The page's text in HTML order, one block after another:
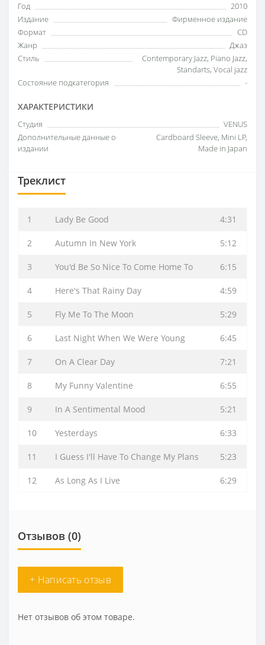
Год
2010
Издание
Фирменное издание
Формат
CD
Жанр
Джаз
Стиль
Contemporary Jazz, Piano Jazz,
Standarts, Vocal jazz
Состояние подкатегория
-
ХАРАКТЕРИСТИКИ
Студия
VENUS
Дополнительные данные о
издании
Cardboard Sleeve, Mini LP,
Made in Japan
Треклист
1 Lady Be Good 4:31
2 Autumn In New York 5:12
3 You'd Be So Nice To Come Home To 6:15
4 Here's That Rainy Day 4:59
5 Fly Me To The Moon 5:29
6 Last Night When We Were Young 6:45
7 On A Clear Day 7:21
8 My Funny Valentine 6:55
9 In A Sentimental Mood 5:21
10 Yesterdays 6:33
11 I Guess I'll Have To Change My Plans 5:23
12 As Long As I Live 6:29
Отзывов (0)
+ Написать отзыв
Нет отзывов об этом товаре.